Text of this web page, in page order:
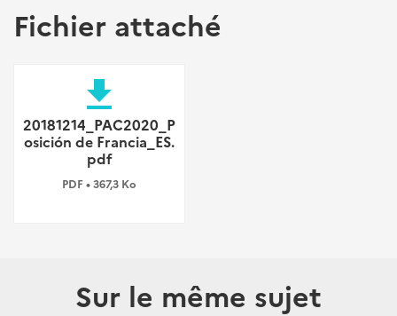
Fichier attaché
file_download
20181214_PAC2020_P
osición de Francia_ES.
pdf
PDF • 367,3 Ko
Sur le même sujet